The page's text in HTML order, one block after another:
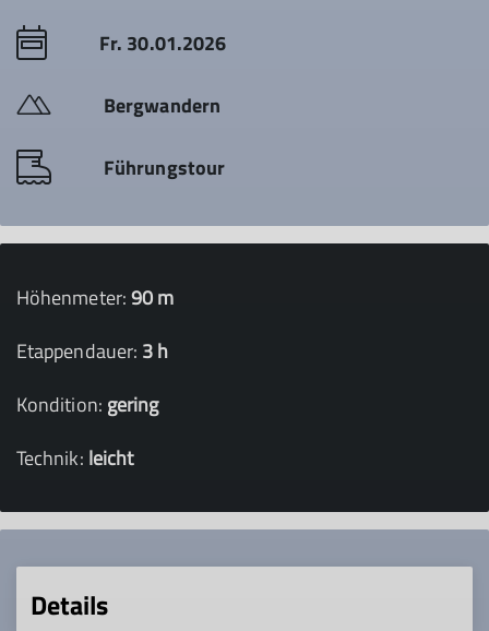
Fr. 30.01.2026
Bergwandern
Führungstour
Höhenmeter:90 m
Etappendauer: 3 h
Kondition: gering
Technik: leicht
Details